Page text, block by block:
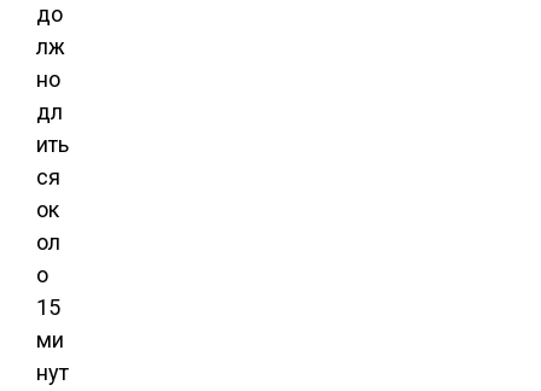
до
лж
но
дл
ить
ся
ок
ол
о
15
ми
нут